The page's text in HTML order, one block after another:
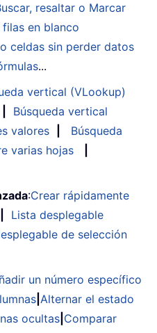
resaltar o Marcar
filas en blanco
celdas sin perder datos
...
vertical (VLookup)
Búsqueda vertical
valores
Búsqueda
varias hojas
:Crear rápidamente
Lista desplegable
de selección
un número específico
Alternar el estado
ocultas Comparar